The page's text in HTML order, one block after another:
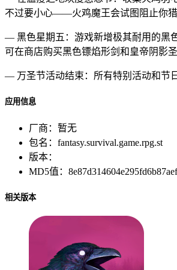
不过要小心——火鸡魔王会试图阻止你猎
— 黑色星期五：游戏新增极其耐用的黑
可在商店购买黑色镖焰形剑和皇帝阴影圣
— 万圣节活动结束：所有特别活动和节
应用信息
厂商： 暂无
包名： fantasy.survival.game.rpg.st
版本：
MD5值：
相关版本